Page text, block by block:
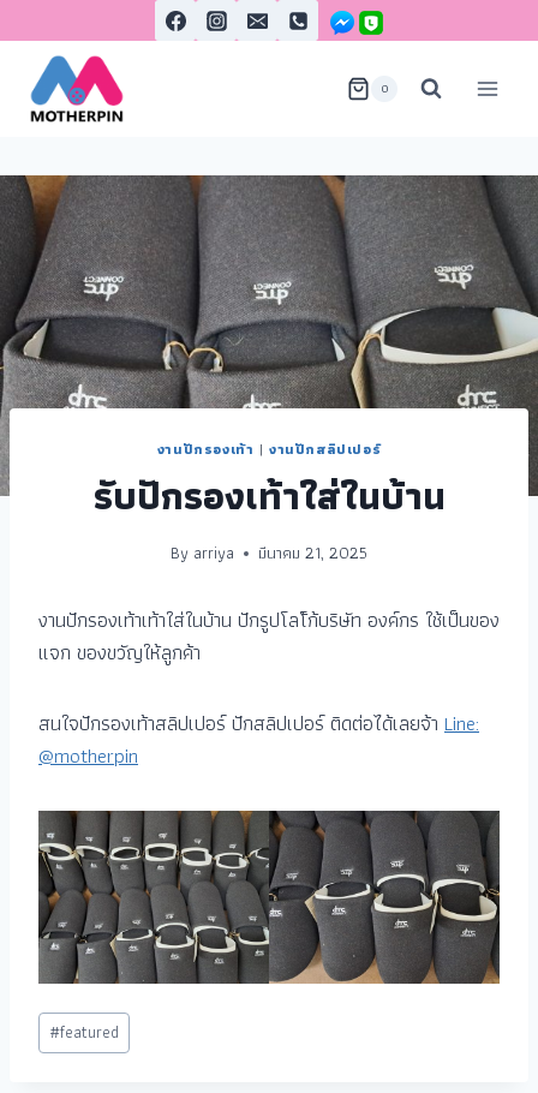
0
งานปักรองเท้า |งานปักสลิปเปอร์
รับปักรองเท้าใส่ในบ้าน
By arriya มีนาคม 21, 2025
งานปักรองเท้าเท้าใส่ในบ้าน ปักรูปโลโ้ก้บริษัท องค์กร ใช้เป็นของ
แจก ของขวัญให้ลูกค้า
สนใจปักรองเท้าสลิปเปอร์ ปักสลิปเปอร์ ติดต่อได้เลยจ้า Line:
@motherpin
#featured